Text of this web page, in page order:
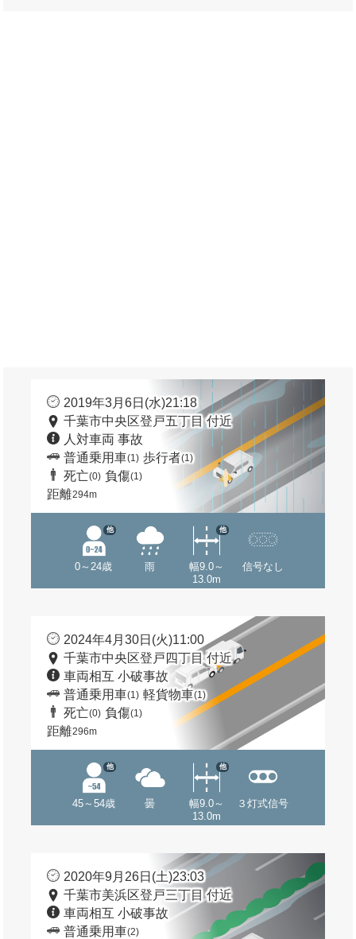
2019年3月6日(水)21:18
千葉市中央区登戸五丁目 付近
人対車両 事故
普通乗用車(1) 歩行者(1)
死亡(0) 負傷(1)
距離294m
0～24歳
他
雨
幅9.0～
13.0m
他
信号なし
2024年4月30日(火)11:00
千葉市中央区登戸四丁目 付近
車両相互 小破事故
普通乗用車(1) 軽貨物車(1)
死亡(0) 負傷(1)
距離296m
45～54歳
他
曇
幅9.0～
13.0m
他
３灯式信号
2020年9月26日(土)23:03
千葉市美浜区登戸三丁目 付近
車両相互 小破事故
普通乗用車(2)